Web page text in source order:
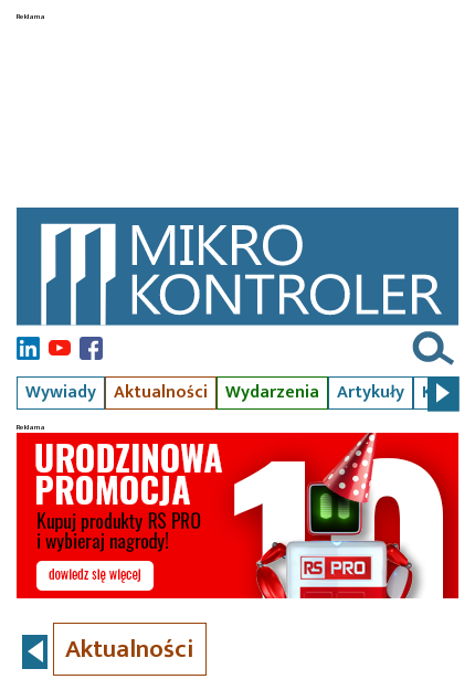
Wywiady Aktualności Wydarzenia Artykuły Kursy
Aktualności